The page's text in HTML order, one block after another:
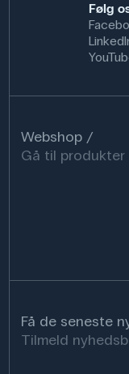
Følg
Webshop
Gå til produkter
Få de seneste
Tilmeld